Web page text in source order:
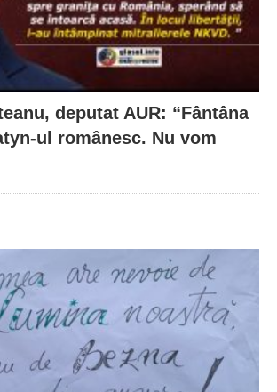
deputat AUR: “Fântâna
ul românesc. Nu vom